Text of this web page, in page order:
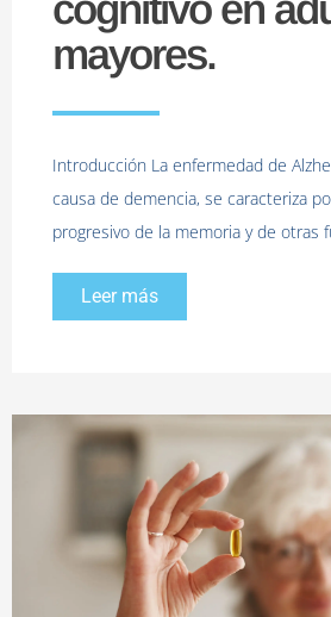
mayores.
Introducción La enfermedad de
causa de demencia, se caracteriza
progresivo de la memoria y de otras
Leer más